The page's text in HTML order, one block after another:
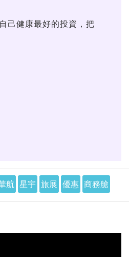
己健康最好的投資，把
航 星宇 旅展 優惠 商務艙